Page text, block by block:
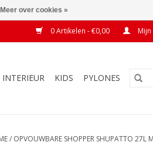
0 Artikelen - €0,00 Mijn
INTERIEUR KIDS PYLONES
/ OPVOUWBARE SHOPPER SHUPATTO 27L
Meer over cookies »